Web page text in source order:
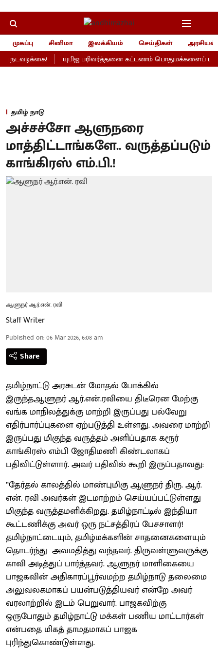
முகப்பு சினிமா இலக்கியம் செய்திகள்
அரசியல்
யுபிஐ பரிவர்த்தனை கட்டணம் பொதுமக்களைப்
தமிழ் நாடு
அச்சச்சோ ஆளுநரை
மாத்திட்டாங்களே.. வருத்தப்படும்
காங்கிரஸ் எம்.பி.!
ஆளுநர் ஆர்.என். ரவி
Staff Writer
Published on:06 Mar 2026, 6:08 am
Share
தமிழ்நாட்டு அரசுடன் மோதல் போக்கில்
இருந்தஆளுநர் ஆர்.என்.ரவியை திடீரென மேற்கு
வங்க மாநிலத்துக்கு மாற்றி இருப்பது பல்வேறு
எதிர்பார்ப்புகளை ஏற்படுத்தி உள்ளது. அவரை மாற்றி
இருப்பது மிகுந்த வருத்தம் அளிப்பதாக கரூர்
காங்கிரஸ் எம்பி ஜோதிமணி கிண்டலாகப்
பதிவிட்டுள்ளார். அவர் பதிவில் கூறி இருப்பதாவது:
”தேர்தல் காலத்தில் மாண்புமிகு ஆளுநர் திரு. ஆர்.
என். ரவி அவர்கள் இடமாற்றம் செய்யப்பட்டுள்ளது
மிகுந்த வருத்தமளிக்கிறது. தமிழ்நாட்டில் இந்தியா
கூட்டணிக்கு அவர் ஒரு நட்சத்திரப் பேசசாளர்!
தமிழ்நாட்டையும், தமிழ்மக்களின் சாதனைகளையும்
தொடர்ந்து அவமதித்து வந்தவர். திருவள்ளுவருக்கு
காவி அடித்துப் பார்த்தவர். ஆளுநர் மாளிகையை
பாஜகவின் அதிகாரப்பூர்வமற்ற தமிழ்நாடு தலைமை
அலுவலகமாகப் பயன்படுத்தியவர் என்றே அவர்
வரலாற்றில் இடம் பெறுவார். பாஜகவிற்கு
ஒருபோதும் தமிழ்நாட்டு மக்கள் பணிய மாட்டார்கள்
என்பதை மிகத் தாமதமாகப் பாஜக
புரிந்துகொண்டுள்ளது.